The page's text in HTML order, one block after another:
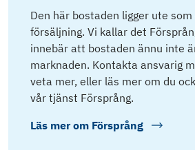
Den här bostaden ligger ute
försäljning. Vi kallar det
innebär att bostaden ännu inte
marknaden. Kontakta ansvarig
veta mer, eller läs mer om du
vår tjänst Försprång.
Läs mer om Försprång